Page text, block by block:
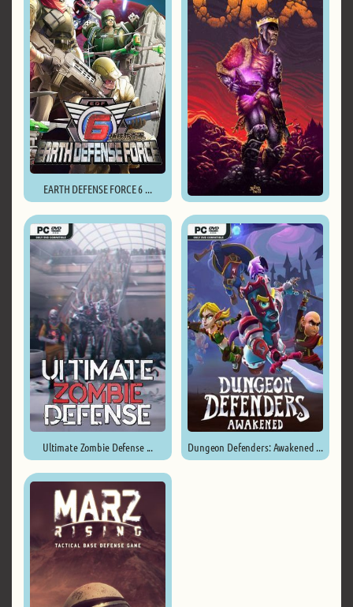
EARTH DEFENSE FORCE 6 ...
Ultimate Zombie Defense ... Dungeon Defenders: Awakened ...